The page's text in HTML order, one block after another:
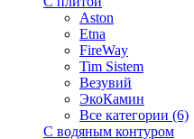
Aston
Etna
FireWay
Tim Sistem
Везувий
ЭкоКамин
Все категории (6)
С водяным контуром